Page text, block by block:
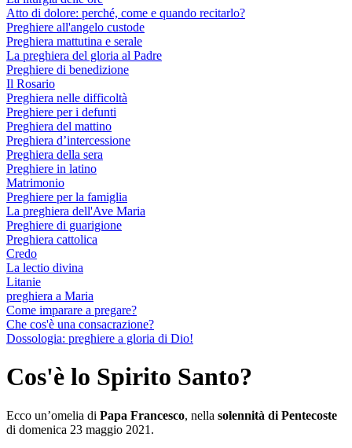
Atto di dolore: perché, come e quando recitarlo?
Preghiere all'angelo custode
Preghiera mattutina e serale
La preghiera del gloria al Padre
Preghiere di benedizione
Il Rosario
Preghiera nelle difficoltà
Preghiere per i defunti
Preghiera del mattino
Preghiera d’intercessione
Preghiera della sera
Preghiere in latino
Matrimonio
Preghiere per la famiglia
La preghiera dell'Ave Maria
Preghiere di guarigione
Preghiera cattolica
Credo
La lectio divina
Litanie
preghiera a Maria
Come imparare a pregare?
Che cos'è una consacrazione?
Dossologia: preghiere a gloria di Dio!
Cos'è lo Spirito Santo?
Ecco un’omelia di Papa Francesco, nella solennità di Pentecoste
di domenica 23 maggio 2021.